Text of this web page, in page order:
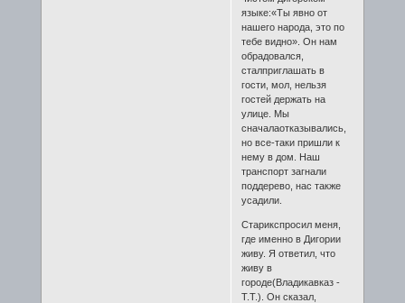
языке:«Ты явно от
нашего народа, это по
тебе видно». Он нам
обрадовался,
сталприглашать в
гости, мол, нельзя
гостей держать на
улице. Мы
сначалаотказывались,
но все-таки пришли к
нему в дом. Наш
транспорт загнали
поддерево, нас также
усадили.
Старикспросил меня,
где именно в Дигории
живу. Я ответил, что
живу в
городе(Владикавказ -
Т.Т.). Он сказал,